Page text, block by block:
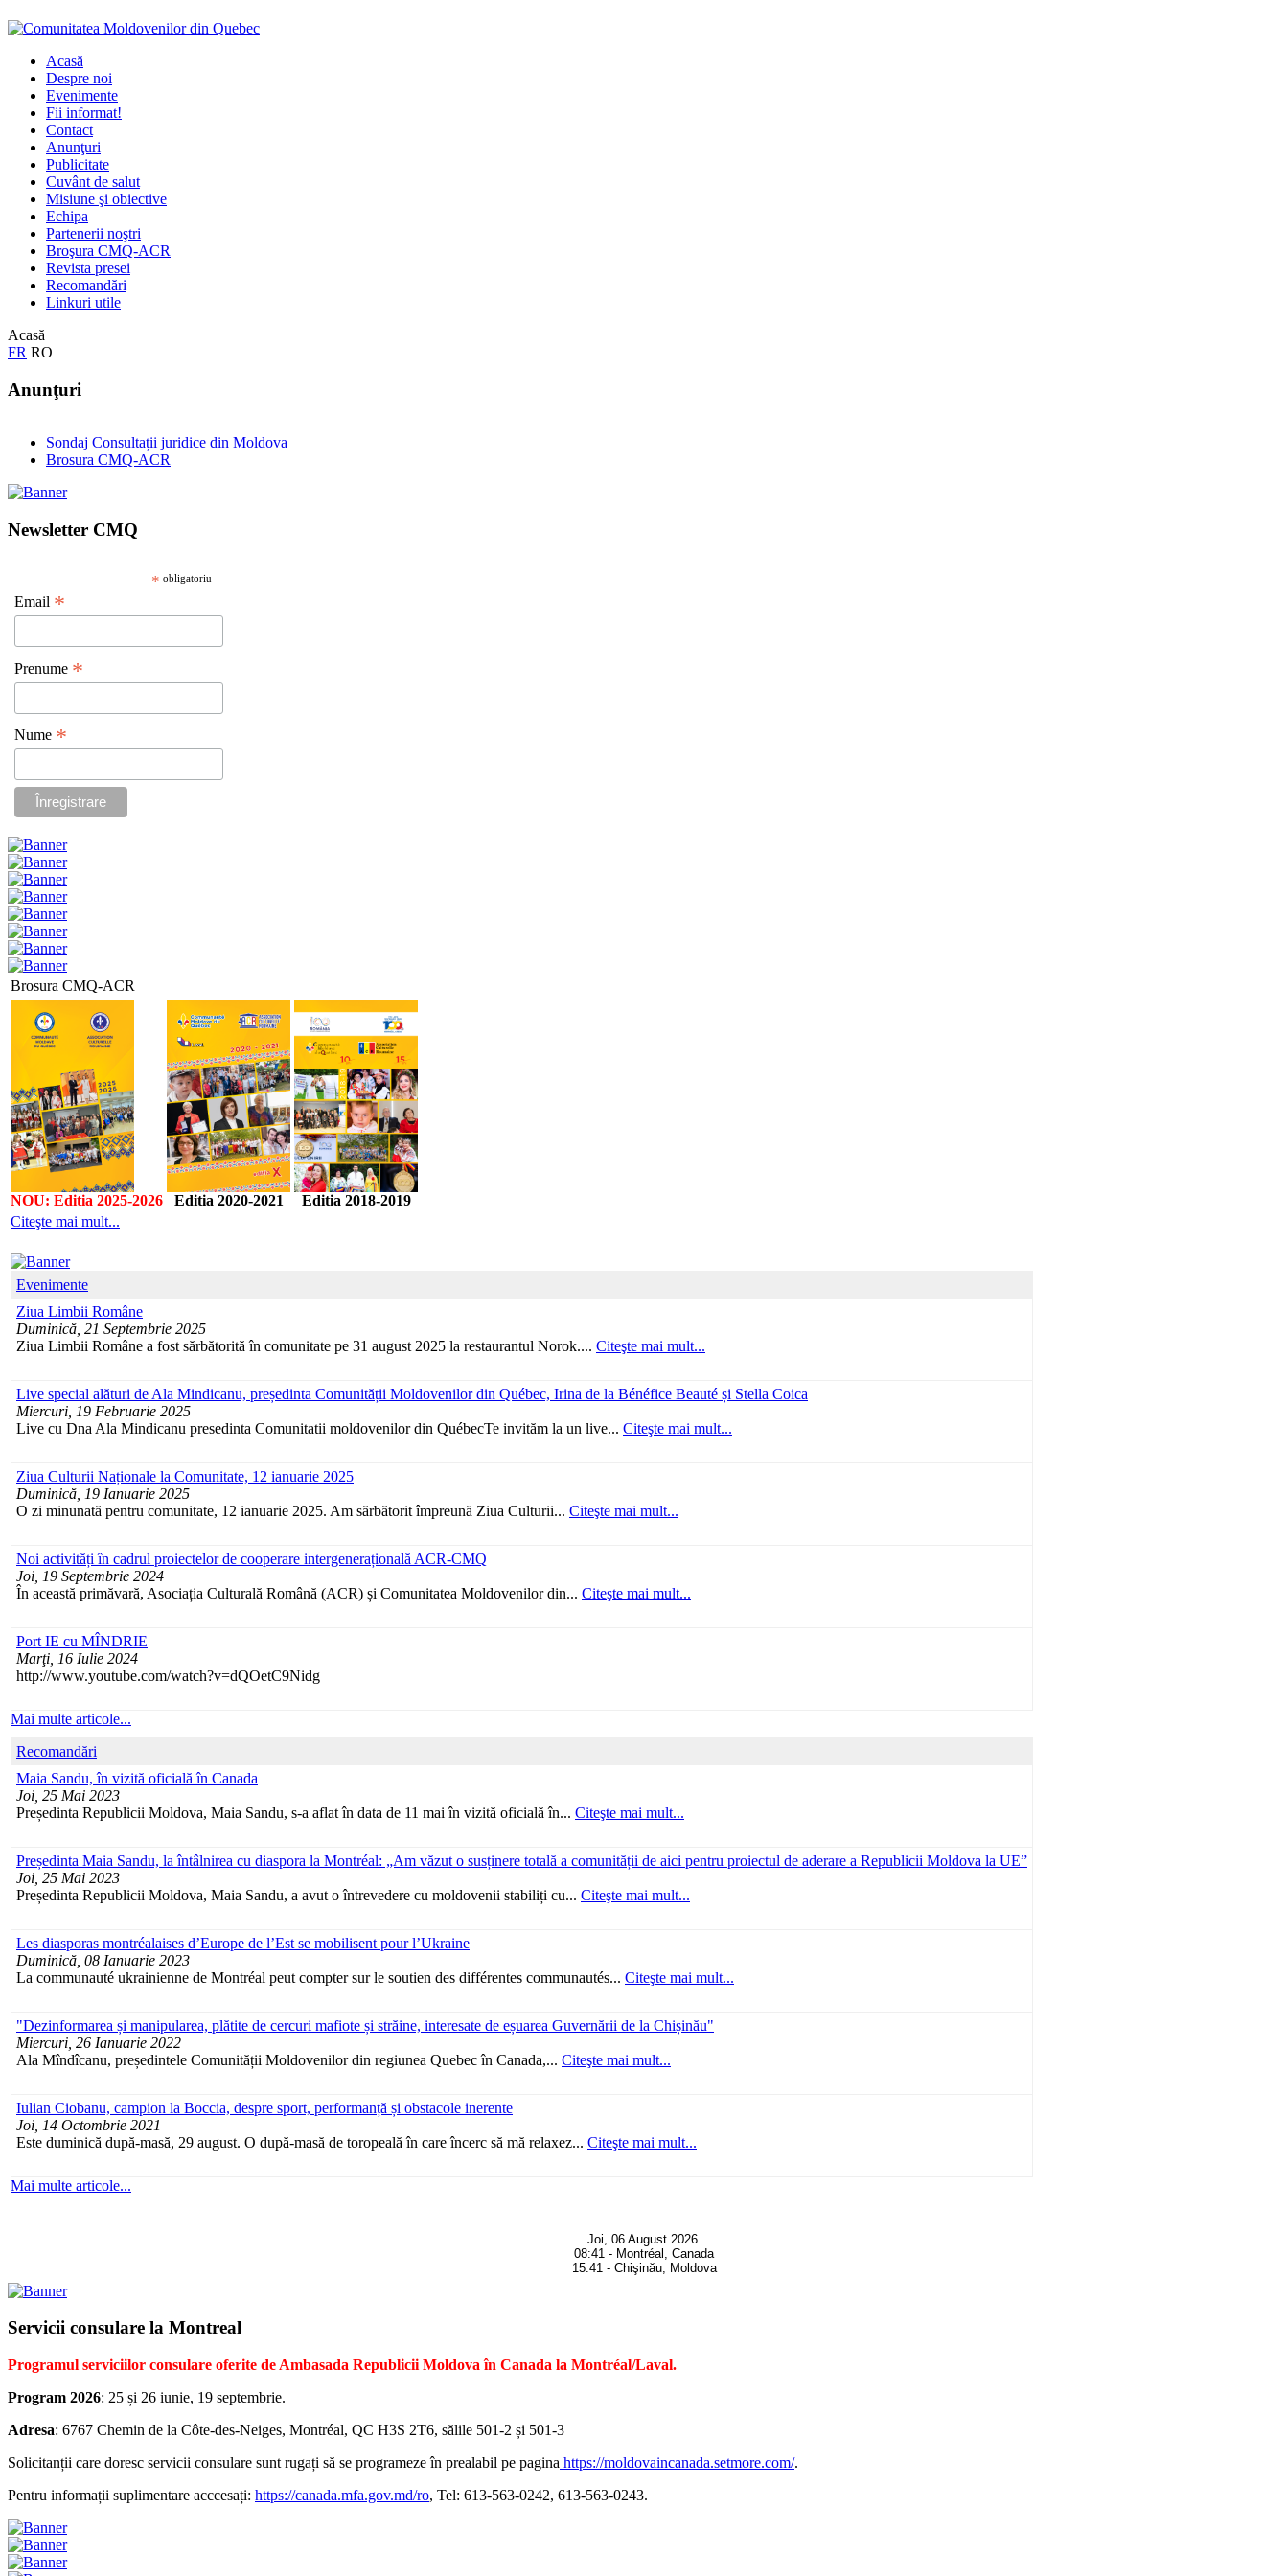
Acasă
Despre noi
Evenimente
Fii informat!
Contact
Anunţuri
Publicitate
Cuvânt de salut
Misiune şi obiective
Echipa
Partenerii noştri
Broşura CMQ-ACR
Revista presei
Recomandări
Linkuri utile
Acasă
FR RO
Anunţuri
Sondaj Consultații juridice din Moldova
Brosura CMQ-ACR
Newsletter CMQ
* obligatoriu
Email *
Prenume *
Nume *
Brosura CMQ-ACR
NOU: Editia 2025-2026 Editia 2020-2021
Editia 2018-2019
Citeşte mai mult...
Evenimente
Ziua Limbii Române
Duminică, 21 Septembrie 2025
Ziua Limbii Române a fost sărbătorită în comunitate pe 31 august 2025 la restaurantul Norok.... Citeşte mai mult...
Live special alături de Ala Mindicanu, președinta Comunității Moldovenilor din Québec, Irina de la Bénéfice Beauté și Stella Coica
Miercuri, 19 Februarie 2025
Live cu Dna Ala Mindicanu presedinta Comunitatii moldovenilor din QuébecTe invităm la un live... Citeşte mai mult...
Ziua Culturii Naționale la Comunitate, 12 ianuarie 2025
Duminică, 19 Ianuarie 2025
O zi minunată pentru comunitate, 12 ianuarie 2025. Am sărbătorit împreună Ziua Culturii... Citeşte mai mult...
Noi activități în cadrul proiectelor de cooperare intergenerațională ACR-CMQ
Joi, 19 Septembrie 2024
În această primăvară, Asociația Culturală Română (ACR) și Comunitatea Moldovenilor din... Citeşte mai mult...
Port IE cu MÎNDRIE
Marţi, 16 Iulie 2024
http://www.youtube.com/watch?v=dQOetC9Nidg
Mai multe articole...
Recomandări
Maia Sandu, în vizită oficială în Canada
Joi, 25 Mai 2023
Președinta Republicii Moldova, Maia Sandu, s-a aflat în data de 11 mai în vizită oficială în... Citeşte mai mult...
Președinta Maia Sandu, la întâlnirea cu diaspora la Montréal: „Am văzut o susținere totală a comunității de aici pentru proiectul de aderare a Republicii Moldova la UE”
Joi, 25 Mai 2023
Președinta Republicii Moldova, Maia Sandu, a avut o întrevedere cu moldovenii stabiliți cu... Citeşte mai mult...
Les diasporas montréalaises d’Europe de l’Est se mobilisent pour l’Ukraine
Duminică, 08 Ianuarie 2023
La communauté ukrainienne de Montréal peut compter sur le soutien des différentes communautés... Citeşte mai mult...
"Dezinformarea și manipularea, plătite de cercuri mafiote și străine, interesate de eșuarea Guvernării de la Chișinău"
Miercuri, 26 Ianuarie 2022
Ala Mîndîcanu, președintele Comunității Moldovenilor din regiunea Quebec în Canada,... Citeşte mai mult...
Iulian Ciobanu, campion la Boccia, despre sport, performanță și obstacole inerente
Joi, 14 Octombrie 2021
Este duminică după-masă, 29 august. O după-masă de toropeală în care încerc să mă relaxez... Citeşte mai mult...
Mai multe articole...
Joi, 06 August 2026
08:41 - Montréal, Canada
15:41 - Chişinău, Moldova
Servicii consulare la Montreal
Programul serviciilor consulare oferite de Ambasada Republicii Moldova în Canada la Montréal/Laval.
Program 2026: 25 și 26 iunie, 19 septembrie.
Adresa: 6767 Chemin de la Côte-des-Neiges, Montréal, QC H3S 2T6, sălile 501-2 și 501-3
Solicitanții care doresc servicii consulare sunt rugați să se programeze în prealabil pe pagina https://moldovaincanada.setmore.com/.
Pentru informații suplimentare acccesați: https://canada.mfa.gov.md/ro, Tel: 613-563-0242, 613-563-0243.